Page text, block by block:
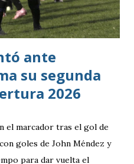
pendiente de otros
de Honduras vs. Panamá.
ante
su segunda
2026
el marcador tras el gol de
goles de John Méndez y
para dar vuelta el